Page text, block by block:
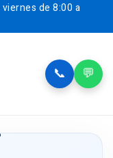
de 8:00 a
📞 💬